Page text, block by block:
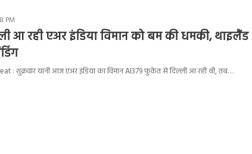
PM
आ रही एअर इंडिया विमान को बम की धमकी, थाइलैंड
: शुक्रवार यानी आज एअर इंडिया का विमान AI379 फुकेत से दिल्ली आ रही थी, तब…